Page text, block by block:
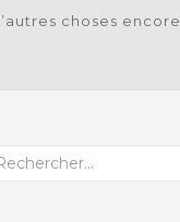
choses encore